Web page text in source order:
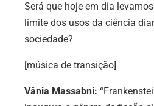
Será que hoje em dia
limite dos usos da ciência
sociedade?
[música de transição]
Vânia Massabni: